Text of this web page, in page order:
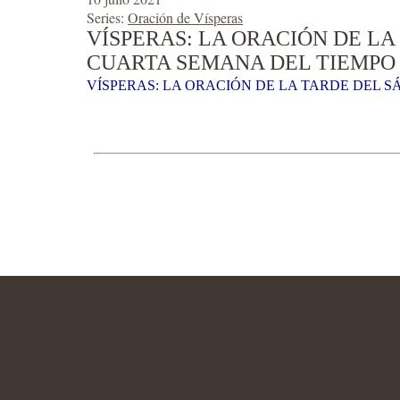
Series: Oración de Vísperas
VÍSPERAS: LA ORACIÓN DE
CUARTA SEMANA DEL
VÍSPERAS: LA ORACIÓN DE LA TARDE DEL